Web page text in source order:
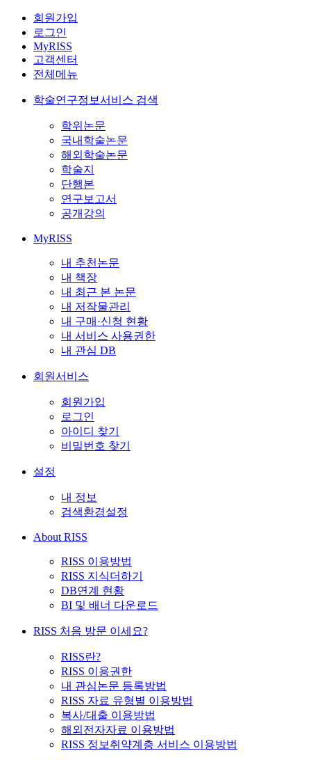
회원가입
로그인
MyRISS
고객센터
전체메뉴
학술연구정보서비스 검색
학위논문
국내학술논문
해외학술논문
학술지
단행본
연구보고서
공개강의
MyRISS
내 추천논문
내 책장
내 최근 본 논문
내 저작물관리
내 구매·신청 현황
내 서비스 사용권한
내 관심 DB
회원서비스
회원가입
로그인
아이디 찾기
비밀번호 찾기
설정
내 정보
검색환경설정
About RISS
RISS 이용방법
RISS 지식더하기
DB연계 현황
BI 및 배너 다운로드
RISS 처음 방문 이세요?
RISS란?
RISS 이용권한
내 관심논문 등록방법
RISS 자료 유형별 이용방법
복사/대출 이용방법
해외전자자료 이용방법
RISS 정보취약계층 서비스 이용방법